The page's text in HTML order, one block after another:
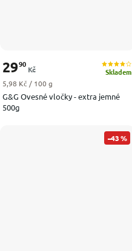
G&G Ovesné vločky - extra jemné
500g
Skladem
2990
Kč
Měrná cena:
5,98 Kč / 100 g
–43 %